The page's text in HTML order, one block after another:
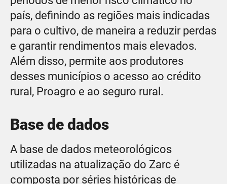
país, deﬁnindo as regiões mais indicadas
para o cultivo, de maneira a reduzir perdas
e garantir rendimentos mais elevados.
Além disso, permite aos produtores
desses municípios o acesso ao crédito
rural, Proagro e ao seguro rural.
Base de dados
A base de dados meteorológicos
utilizadas na atualização do Zarc é
composta por séries históricas de